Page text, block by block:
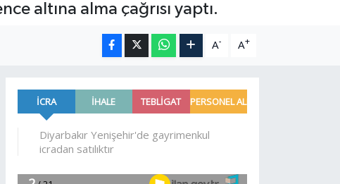
altına alma çağrısı yaptı.
A- A+